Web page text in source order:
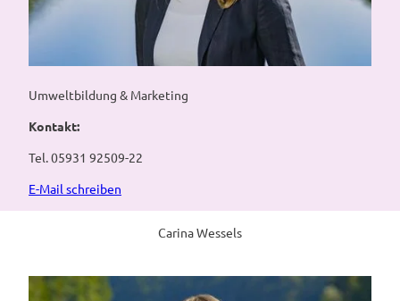
Umweltbildung & Marketing
Kontakt:
Tel. 05931 92509-22
E-Mail schreiben
Carina Wessels